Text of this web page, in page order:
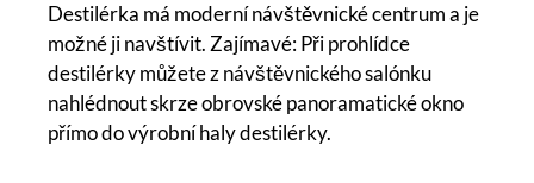
Destilérka má moderní návštěvnické centrum a je
možné ji navštívit. Zajímavé: Při prohlídce
destilérky můžete z návštěvnického salónku
nahlédnout skrze obrovské panoramatické okno
přímo do výrobní haly destilérky.